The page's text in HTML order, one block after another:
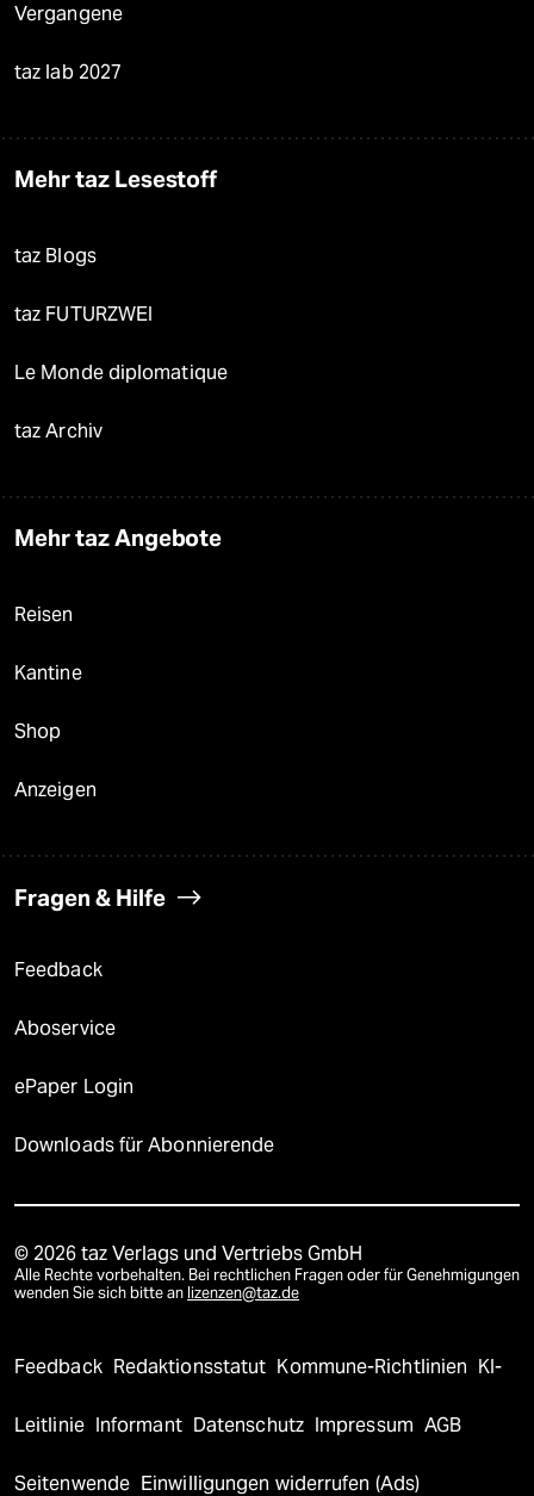
Vergangene
taz lab 2027
Mehr taz Lesestoff
taz Blogs
taz FUTURZWEI
Le Monde diplomatique
taz Archiv
Mehr taz Angebote
Reisen
Kantine
Shop
Anzeigen
Fragen & Hilfe
Feedback
Aboservice
ePaper Login
Downloads für Abonnierende
© 2026 taz Verlags und Vertriebs GmbH
Alle Rechte vorbehalten. Bei rechtlichen Fragen oder für Genehmigungen
wenden Sie sich bitte an lizenzen@taz.de
Feedback Redaktionsstatut Kommune-Richtlinien KI-
Leitlinie Informant Datenschutz Impressum AGB
Seitenwende Einwilligungen widerrufen (Ads)